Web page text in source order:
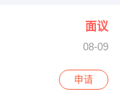
面议
08-09
申请